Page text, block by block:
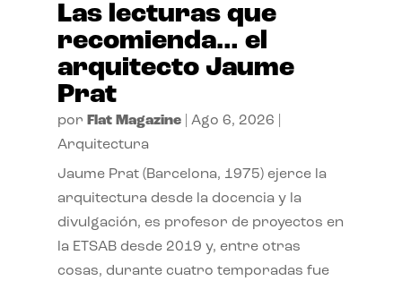
Las lecturas que
recomienda… el
arquitecto Jaume
Prat
por Flat Magazine| Ago 6, 2026
Arquitectura
Jaume Prat (Barcelona, 1975) ejerce la
arquitectura desde la docencia y la
divulgación, es profesor de proyectos en
la ETSAB desde 2019 y, entre otras
cosas, durante cuatro temporadas fue